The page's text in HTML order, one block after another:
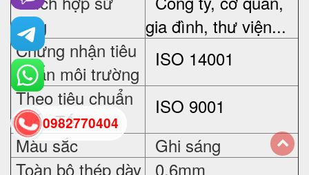
dụng
gia đình, thư viện...
Chứng nhận tiêu
chuẩn môi trường
ISO 14001
Theo tiêu chuẩn
Quốc Tế
ISO 9001
Màu sắc
Ghi sáng
Toàn bộ thép dày 0,6mm
0982770404